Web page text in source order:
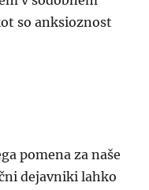
so anksioznost
pomena za naše
dejavniki lahko